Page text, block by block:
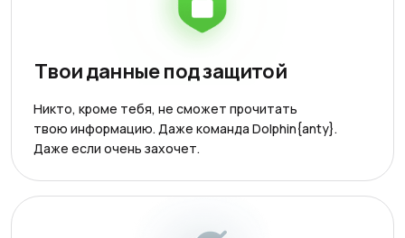
Твои данные под защитой
Никто, кроме тебя, не сможет прочитать
твою информацию. Даже команда Dolphin{anty}.
Даже если очень захочет.